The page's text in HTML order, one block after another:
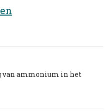
van ammonium in het